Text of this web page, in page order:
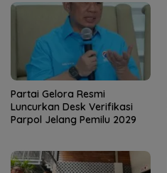
Partai Gelora Resmi
Luncurkan Desk Verifikasi
Parpol Jelang Pemilu 2029